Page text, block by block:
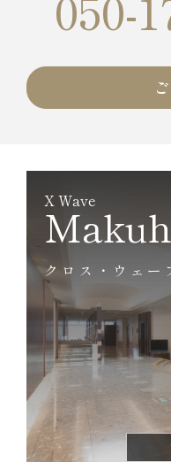
X Wave
クロス・ウェー